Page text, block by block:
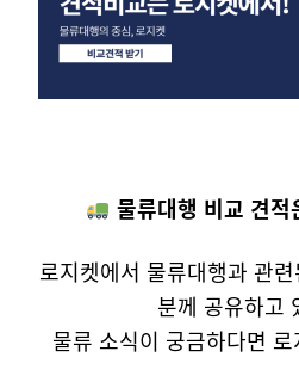
물류대행 비교 견적
로지켓에서 물류대행과 관
분께 공유하고
물류 소식이 궁금하다면